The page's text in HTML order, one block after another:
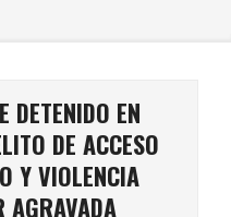
DETENIDO EN
DE ACCESO
Y VIOLENCIA
AGRAVADA